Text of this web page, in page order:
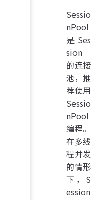
Sessio
nPool
是 Ses
sion
的连接
池，推
荐使用
Sessio
nPool
编程。
在多线
程并发
的情形
下，S
ession